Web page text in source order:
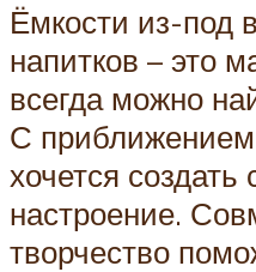
Ёмкости из-под
напитков – это
всегда можно
С приближением
хочется
настроение.
творчество